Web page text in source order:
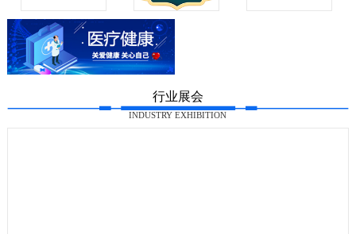
行业展会
INDUSTRY EXHIBITION